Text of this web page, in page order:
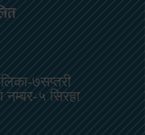
७सप्तरी
नम्बर-५ सिरहा